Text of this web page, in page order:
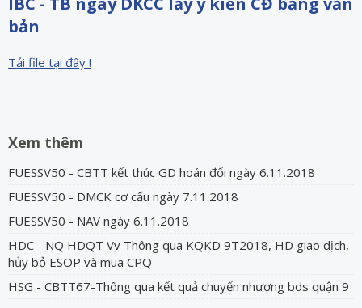
bản
Tải file tại đây !
Xem thêm
FUESSV50 - CBTT kết thúc GD hoán đổi ngày 6.11.2018
FUESSV50 - DMCK cơ cấu ngày 7.11.2018
FUESSV50 - NAV ngày 6.11.2018
HDC - NQ HDQT Vv Thông qua KQKD 9T2018, HD giao dịch,
hủy bỏ ESOP và mua CPQ
HSG - CBTT67-Thông qua kết quả chuyển nhượng bds quận 9